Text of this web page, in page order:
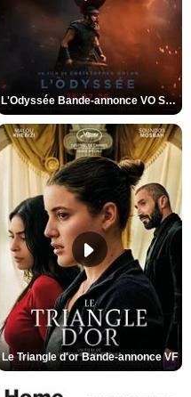
L'Odyssée Bande-annonce VO STFR
Le Triangle d'or Bande-annonce VF